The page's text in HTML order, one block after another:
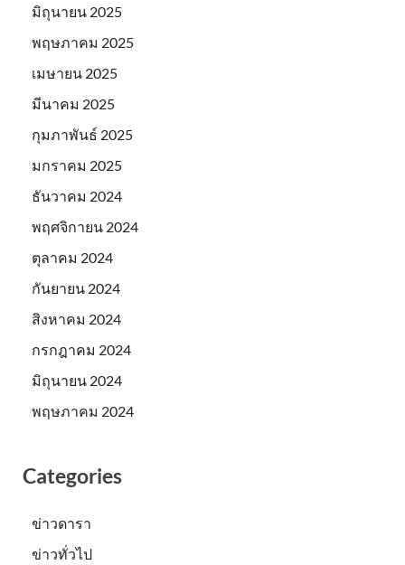
มิถุนายน 2025
พฤษภาคม 2025
เมษายน 2025
มีนาคม 2025
กุมภาพันธ์ 2025
มกราคม 2025
ธันวาคม 2024
พฤศจิกายน 2024
ตุลาคม 2024
กันยายน 2024
สิงหาคม 2024
กรกฎาคม 2024
มิถุนายน 2024
พฤษภาคม 2024
Categories
ข่าวดารา
ข่าวทั่วไป